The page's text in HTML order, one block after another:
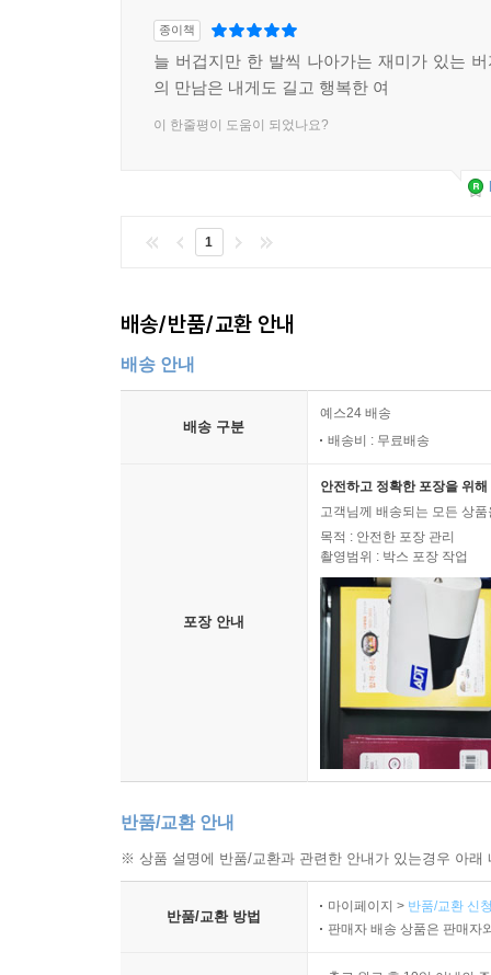
종이책
늘 버겁지만 한 발씩 나아가는 재미가 있는
의 만남은 내게도 길고 행복한 여
이 한줄평이 도움이 되었나요?
1
배송/반품/교환 안내
배송 안내
배송 구분
예스24 배송
배송비 : 무료배송
포장 안내
안전하고 정확한 포장을 위
고객님께 배송되는 모든 상
목적 : 안전한 포장 관리
촬영범위 : 박스 포장 작업
반품/교환 안내
※ 상품 설명에 반품/교환과 관련한 안내가 있는경우 아
반품/교환 방법
마이페이지 > 반품/교환 신
판매자 배송 상품은 판매자